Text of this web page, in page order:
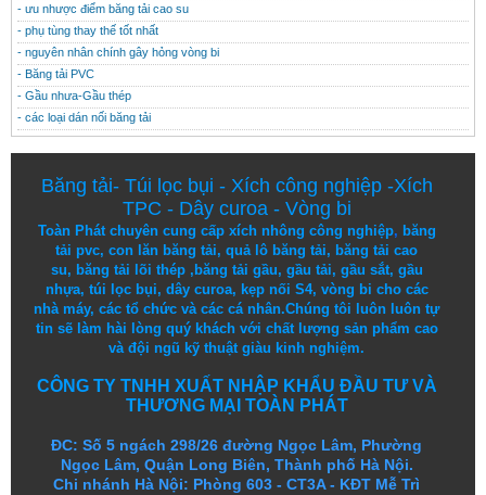
- ưu nhược điểm băng tải cao su
- phụ tùng thay thế tốt nhất
- nguyên nhân chính gây hỏng vòng bi
- Băng tải PVC
- Gầu nhưa-Gầu thép
- các loại dán nối băng tải
Băng tải- Túi lọc bụi - Xích công nghiệp-Xích
TPC - Dây curoa - Vòng bi
Toàn Phát chuyên cung cấp xích nhông công nghiệp, băng
tải pvc,con lăn băng tải,quả lô băng tải, băng tải cao
su, băng tải lõi thép,băng tải gầu, gầu tải, gầu sắt, gầu
nhựa, túi lọc bụi, dây curoa, kẹp nối S4, vòng bi cho các
nhà máy, các tổ chức và các cá nhân.Chúng tôi luôn luôn tự
tin sẽ làm hài lòng quý khách với chất lượng sảnphẩm cao
và đội ngũ kỹ thuật giàu kinh nghiệm.
CÔNG TY TNHH XUẤT NHẬP KHẨU ĐẦU TƯ VÀ
THƯƠNG MẠI TOÀN PHÁT
ĐC: Số 5 ngách 298/26 đường Ngọc Lâm, Phường
Ngọc Lâm, Quận Long Biên, Thành phố Hà Nội.
Chi nhánh Hà Nội: Phòng 603 - CT3A - KĐT Mễ Trì